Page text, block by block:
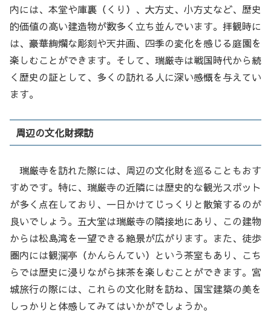
内には、本堂や庫裏（くり）、大方丈、小方丈など、歴史
的価値の高い建造物が数多く立ち並んでいます。拝観時に
は、豪華絢爛な彫刻や天井画、四季の変化を感じる庭園を
楽しむことができます。そして、瑞厳寺は戦国時代から続
く歴史の証として、多くの訪れる人に深い感慨を与えてい
ます。
周辺の文化財探訪
瑞厳寺を訪れた際には、周辺の文化財を巡ることもおす
すめです。特に、瑞厳寺の近隣には歴史的な観光スポット
が多く点在しており、一日かけてじっくりと散策するのが
良いでしょう。五大堂は瑞厳寺の隣接地にあり、この建物
からは松島湾を一望できる絶景が広がります。また、徒歩
圏内には観瀾亭（かんらんてい）という茶室もあり、こち
らでは歴史に浸りながら抹茶を楽しむことができます。宮
城旅行の際には、これらの文化財を訪ね、国宝建築の美を
しっかりと体感してみてはいかがでしょうか。